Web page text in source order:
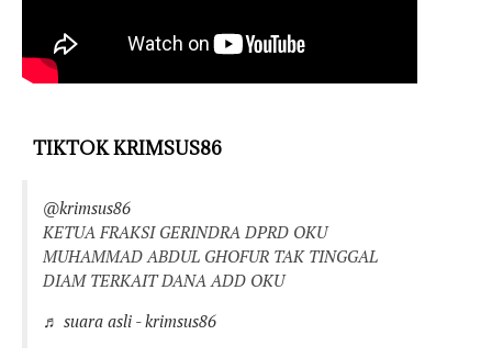
TIKTOK KRIMSUS86
@krimsus86
KETUA FRAKSI GERINDRA DPRD OKU
MUHAMMAD ABDUL GHOFUR TAK TINGGAL
DIAM TERKAIT DANA ADD OKU
♬ suara asli - krimsus86